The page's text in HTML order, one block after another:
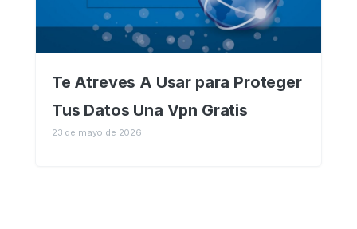
Te Atreves A Usar para Proteger
Tus Datos Una Vpn Gratis
23 de mayo de 2026